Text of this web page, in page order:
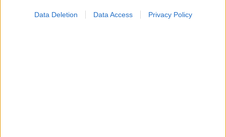
Data Deletion Data Access Privacy Policy